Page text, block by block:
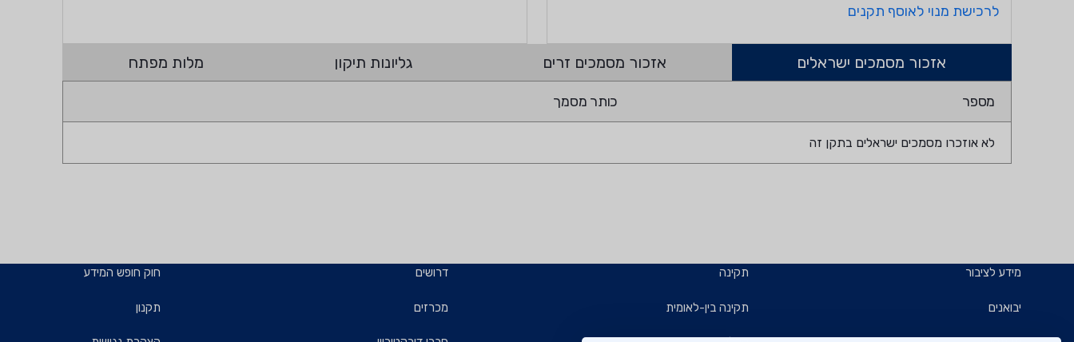
לרכישת מנוי לאוסף תקנים
אזכור מסמכים ישראלים אזכור מסמכים זרים גליונות תיקון מלות מפתח
מספר כותר מסמך
לא אוזכרו מסמכים ישראלים בתקן זה
מידע לציבור
יבואנים
תקינה
תקינה בין-לאומית
דרושים
מכרזים
חוק חופש המידע
תקנון